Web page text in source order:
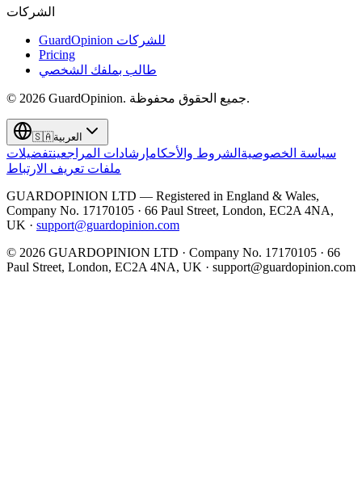
الشركات
GuardOpinion للشركات
Pricing
طالب بملفك الشخصي
© 2026 GuardOpinion. جميع الحقوق محفوظة.
🇸🇦العربية
سياسة الخصوصية الشروط والأحكامإرشادات المراجعينتفضيلات
ملفات تعريف الارتباط
GUARDOPINION LTD — Registered in England & Wales,
Company No. 17170105 · 66 Paul Street, London, EC2A 4NA,
UK · support@guardopinion.com
© 2026 GUARDOPINION LTD · Company No. 17170105 · 66
Paul Street, London, EC2A 4NA, UK · support@guardopinion.com